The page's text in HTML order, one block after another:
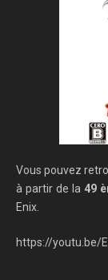
Vous pouvez
à partir de la 49
Enix.
https://youtu.be/